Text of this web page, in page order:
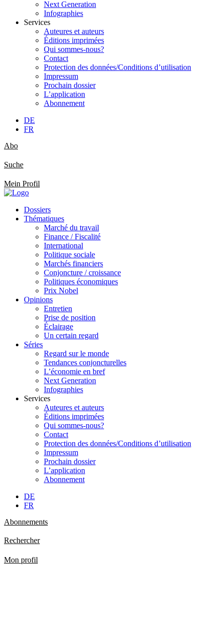
Next Generation
Infographies
Services
Auteures et auteurs
Éditions imprimées
Qui sommes-nous?
Contact
Protection des données/Conditions d’utilisation
Impressum
Prochain dossier
L’application
Abonnement
DE
FR
Abo
Suche
Mein Profil
Dossiers
Thématiques
Marché du travail
Finance / Fiscalité
International
Politique sociale
Marchés financiers
Conjoncture / croissance
Politiques économiques
Prix Nobel
Opinions
Entretien
Prise de position
Éclairage
Un certain regard
Séries
Regard sur le monde
Tendances conjoncturelles
L’économie en bref
Next Generation
Infographies
Services
Auteures et auteurs
Éditions imprimées
Qui sommes-nous?
Contact
Protection des données/Conditions d’utilisation
Impressum
Prochain dossier
L’application
Abonnement
DE
FR
Abonnements
Rechercher
Mon profil